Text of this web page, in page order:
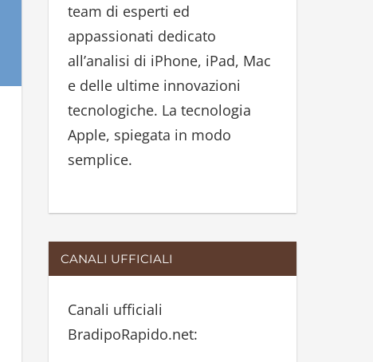
:
team di esperti ed
appassionati dedicato
all’analisi di iPhone, iPad, Mac
e delle ultime innovazioni
tecnologiche. La tecnologia
Apple, spiegata in modo
semplice.
CANALI UFFICIALI
Canali ufficiali
BradipoRapido.net: